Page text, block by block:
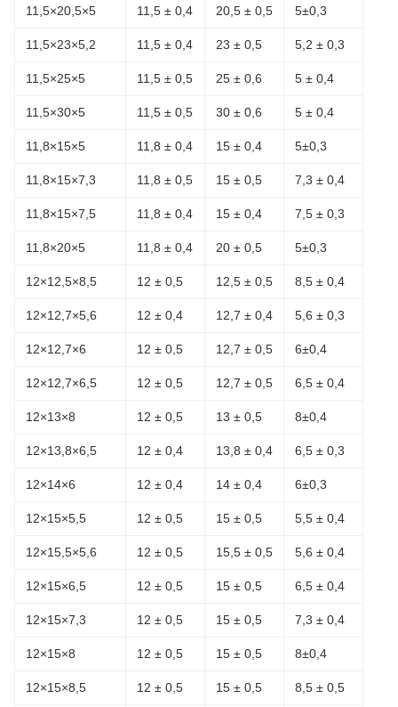
11,5×20,5×5 11,5 ± 0,4 20,5 ± 0,5 5±0,3
11,5×23×5,2 11,5 ± 0,4 23 ± 0,5 5,2 ± 0,3
11,5×25×5 11,5 ± 0,5 25 ± 0,6 5 ± 0,4
11,5×30×5 11,5 ± 0,5 30 ± 0,6 5 ± 0,4
11,8×15×5 11,8 ± 0,4 15 ± 0,4 5±0,3
11,8×15×7,3 11,8 ± 0,5 15 ± 0,5 7,3 ± 0,4
11,8×15×7,5 11,8 ± 0,4 15 ± 0,4 7,5 ± 0,3
11,8×20×5 11,8 ± 0,4 20 ± 0,5 5±0,3
12×12,5×8,5 12 ± 0,5 12,5 ± 0,5 8,5 ± 0,4
12×12,7×5,6 12 ± 0,4 12,7 ± 0,4 5,6 ± 0,3
12×12,7×6 12 ± 0,5 12,7 ± 0,5 6±0,4
12×12,7×6,5 12 ± 0,5 12,7 ± 0,5 6,5 ± 0,4
12×13×8 12 ± 0,5 13 ± 0,5 8±0,4
12×13,8×6,5 12 ± 0,4 13,8 ± 0,4 6,5 ± 0,3
12×14×6 12 ± 0,4 14 ± 0,4 6±0,3
12×15×5,5 12 ± 0,5 15 ± 0,5 5,5 ± 0,4
12×15,5×5,6 12 ± 0,5 15,5 ± 0,5 5,6 ± 0,4
12×15×6,5 12 ± 0,5 15 ± 0,5 6,5 ± 0,4
12×15×7,3 12 ± 0,5 15 ± 0,5 7,3 ± 0,4
12×15×8 12 ± 0,5 15 ± 0,5 8±0,4
12×15×8,5 12 ± 0,5 15 ± 0,5 8,5 ± 0,5